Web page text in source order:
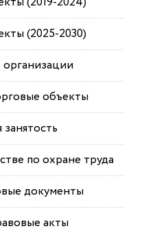
(2025-2030)
объекты
по охране труда
документы
акты